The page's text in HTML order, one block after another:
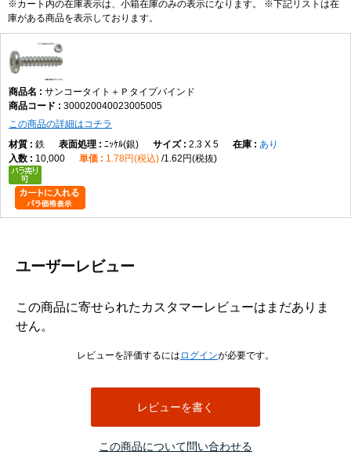
この商品について問い合わせる
※カート内の在庫表示は、小箱在庫のみの表示になります。 ※下記リストは在
庫がある商品を表示しております。
サンコータイト＋Ｐタイプバインド
300020040023005005
この商品の詳細はコチラ
鉄
ﾆｯｹﾙ(銀) 2.3 X 5
あり
10,000
1.78円(税込) 1.62円(税抜)
ユーザーレビュー
この商品に寄せられたカスタマーレビューはまだありま
せん。
レビューを評価するには ログインが必要です。
レビューを書く